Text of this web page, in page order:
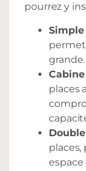
pourrez y
permet
grande.
places
places,